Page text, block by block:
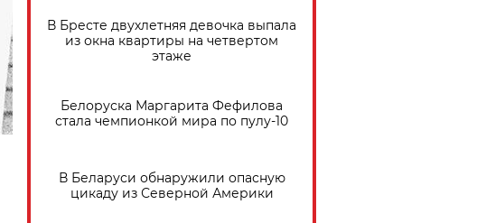
В Бресте двухлетняя девочка выпала
из окна квартиры на четвертом
этаже
Белоруска Маргарита Фефилова
стала чемпионкой мира по пулу-10
В Беларуси обнаружили опасную
цикаду из Северной Америки